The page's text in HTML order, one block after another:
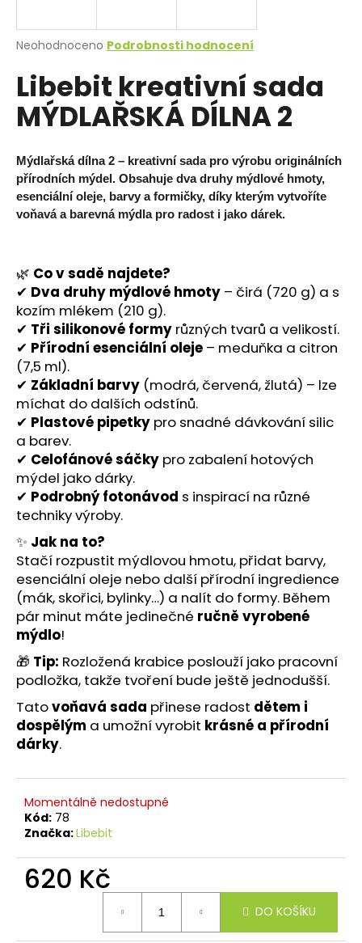
Průměrné
produktu
je
0,0
hvězdiček.
Neohodnoceno Podrobnosti hodnocení
Libebit kreativní sada
MÝDLAŘSKÁ DÍLNA 2
Mýdlařská dílna 2 – kreativní sada pro výrobu originálních
přírodních mýdel. Obsahuje dva druhy mýdlové hmoty,
esenciální oleje, barvy a formičky, díky kterým vytvoříte
voňavá a barevná mýdlapro radost i jako dárek.
🌿 Co v sadě najdete?
✔ Dva druhy mýdlové hmoty – čirá (720 g) a s
kozím mlékem (210 g).
✔ Tři silikonové formy různých tvarů a velikostí.
✔ Přírodní esenciální oleje – meduňka a citron
(7,5 ml).
✔ Základní barvy (modrá, červená, žlutá) – lze
míchat do dalších odstínů.
✔ Plastové pipetky pro snadné dávkování silic
a barev.
✔ Celofánové sáčky pro zabalení hotových
mýdel jako dárky.
✔ Podrobný fotonávod s inspirací na různé
techniky výroby.
✨ Jak na to?
Stačí rozpustit mýdlovou hmotu, přidat barvy,
esenciální oleje nebo další přírodní ingredience
(mák, skořici, bylinky…) a nalít do formy. Během
pár minut máte jedinečné ručně vyrobené
mýdlo!
🎁 Tip: Rozložená krabice poslouží jako pracovní
podložka, takže tvoření bude ještě jednodušší.
Tatovoňavá sada přinese radost dětem i
dospělým a umožní vyrobit krásné a přírodní
dárky.
Momentálně nedostupné
Kód: 78
Značka:Libebit
620 Kč
DO KOŠÍKU
j
t
?
HLEDAT
o
p
o
r
u
č
u
j
e
m
e